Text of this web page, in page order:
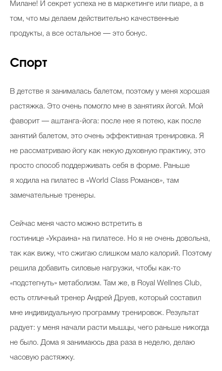
Милане! И секрет успеха не в маркетинге или пиаре, а в
том, что мы делаем действительно качественные
продукты, а все остальное — это бонус.
Спорт
В детстве я занималась балетом, поэтому у меня хорошая
растяжка. Это очень помогло мне в занятиях йогой. Мой
фаворит — аштанга-йога: после нее я потею, как после
занятий балетом, это очень эффективная тренировка. Я
не рассматриваю йогу как некую духовную практику, это
просто способ поддерживать себя в форме. Раньше
я ходила на пилатес в «World Class Романов», там
замечательные тренеры.
Сейчас меня часто можно встретить в
гостинице «Украина» на пилатесе. Но я не очень довольна,
так как вижу, что сжигаю слишком мало калорий. Поэтому
решила добавить силовые нагрузки, чтобы как-то
«подстегнуть» метаболизм. Там же, в Royal Wellnes Club,
есть отличный тренер Андрей Друев, который составил
мне индивидуальную программу тренировок. Результат
радует: у меня начали расти мышцы, чего раньше никогда
не было. Дома я занимаюсь два раза в неделю, делаю
часовую растяжку.